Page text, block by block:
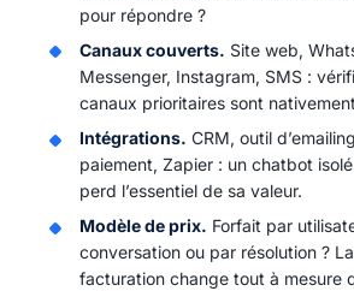
pour répondre ?
Canaux couverts. Site web,
Messenger, Instagram, SMS :
canaux prioritaires sont
Intégrations. CRM, outil
paiement, Zapier : un chatbot
perd l’essentiel de sa valeur.
Modèle de prix. Forfait par
conversation ou par résolution ?
facturation change tout à mesure